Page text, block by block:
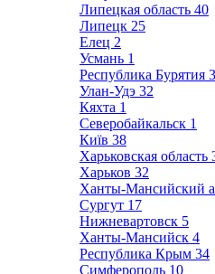
Липецкая область 40
Липецк 25
Елец 2
Усмань 1
Республика Бурятия
Улан-Удэ 32
Кяхта 1
Северобайкальск 1
Київ 38
Харьковская область
Харьков 32
Ханты-Мансийский
Сургут 17
Нижневартовск 5
Ханты-Мансийск 4
Республика Крым 34
Симферополь 10